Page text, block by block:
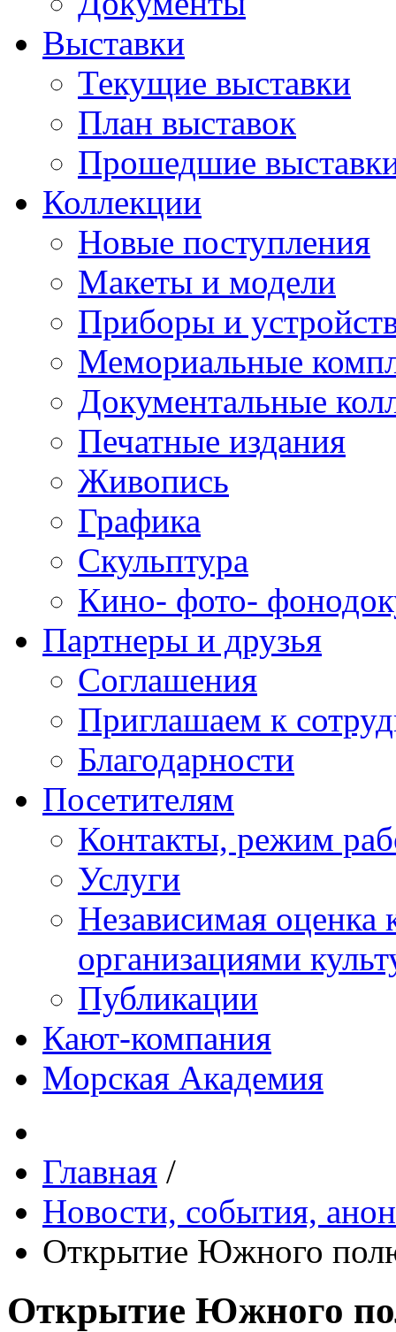
Выставки
Текущие выставки
План выставок
Прошедшие
Коллекции
Новые поступления
Макеты и модели
Приборы и
Мемориальные
Документальные
Печатные издания
Живопись
Графика
Скульптура
Кино- фото-
Партнеры и друзья
Соглашения
Приглашаем к
Благодарности
Посетителям
Контакты, режим
Услуги
Независимая оценка
организациями
Публикации
Кают-компания
Морская Академия
Главная /
Новости, события,
Открытие Южного
Открытие Южного